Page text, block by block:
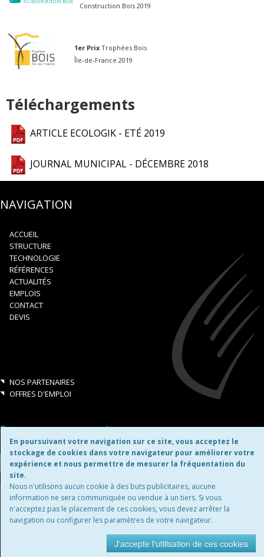
Construction Bois 2019
1er Prix Trophées Bois
Île-de-France 2019
Téléchargements
ARTICLE ECOLOGIK - ETÉ 2019
JOURNAL MUNICIPAL - DÉCEMBRE 2018
NAVIGATION
ACCUEIL
STRUCTURE
TECHNOLOGIE
RÉFÉRENCES
ACTUALITÉS
EMPLOIS
CONTACT
DEVIS
NOS PARTENAIRES
OFFRES D'EMPLOI
Retrouvez-nous aussi sur:
Copyright ©2026
MENTIONS LÉGALES
En poursuivant votre navigation sur ce site, vous acceptez le
stockage de cookies dans votre navigateur pour améliorer votre
expérience et nous permettre de mesurer la fréquentation du
site.
Nous n'utilisons aucun cookie à des buts publicitaires, aucune
information ne sera communiquée ou vendue à un tiers. Si vous
n'acceptez pas le placement de ces cookies, vous devez arrêter la
navigation ou configurer les paramètres de votre navigateur.
J'accepte l'utilisation de ces cookies